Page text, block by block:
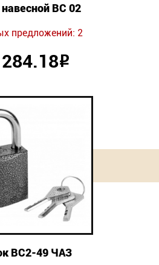
ВС 02
предложений: 2
Р
ВС2-49 ЧАЗ